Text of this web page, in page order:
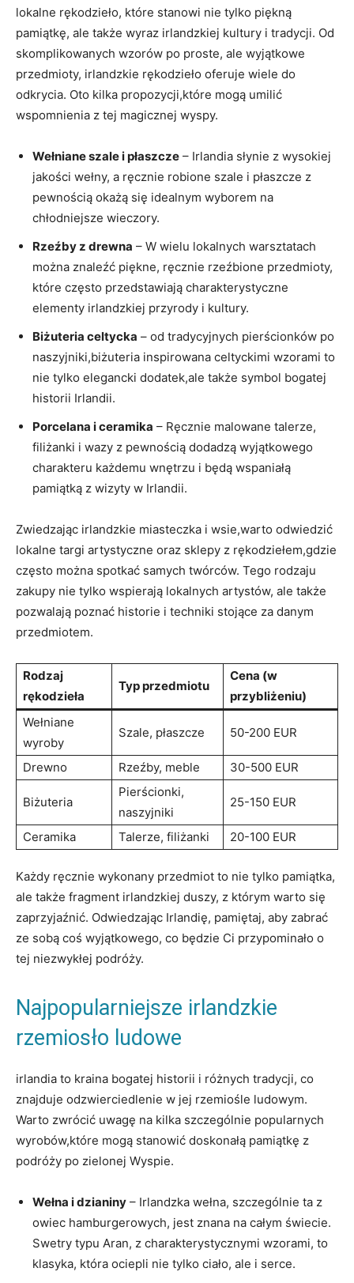
lokalne rękodzieło, które stanowi nie tylko piękną
pamiątkę, ale także wyraz irlandzkiej kultury i tradycji. Od
skomplikowanych wzorów po proste, ale wyjątkowe
przedmioty, irlandzkie rękodzieło oferuje wiele do
odkrycia. Oto kilka propozycji,które mogą umilić
wspomnienia z tej magicznej wyspy.
Wełniane szale i płaszcze – Irlandia słynie z wysokiej
jakości wełny, a ręcznie robione szale i płaszcze z
pewnością okażą się idealnym wyborem na
chłodniejsze wieczory.
Rzeźby z drewna – W wielu lokalnych warsztatach
można znaleźć piękne, ręcznie rzeźbione przedmioty,
które często przedstawiają charakterystyczne
elementy irlandzkiej przyrody i kultury.
Biżuteria celtycka – od tradycyjnych pierścionków po
naszyjniki,biżuteria inspirowana celtyckimi wzorami to
nie tylko elegancki dodatek,ale także symbol bogatej
historii Irlandii.
Porcelana i ceramika – Ręcznie malowane talerze,
filiżanki i wazy z pewnością dodadzą wyjątkowego
charakteru każdemu wnętrzu i będą wspaniałą
pamiątką z wizyty w Irlandii.
Zwiedzając irlandzkie miasteczka i wsie,warto odwiedzić
lokalne targi artystyczne oraz sklepy z rękodziełem,gdzie
często można spotkać samych twórców. Tego rodzaju
zakupy nie tylko wspierają lokalnych artystów, ale także
pozwalają poznać historie i techniki stojące za danym
przedmiotem.
Rodzaj
rękodzieła
Typ przedmiotu
Cena (w
przybliżeniu)
Wełniane
wyroby
Szale, płaszcze 50-200 EUR
Drewno Rzeźby, meble 30-500 EUR
Biżuteria
Pierścionki,
naszyjniki
25-150 EUR
Ceramika Talerze, filiżanki 20-100 EUR
Każdy ręcznie wykonany przedmiot to nie tylko pamiątka,
ale także fragment irlandzkiej duszy, z którym warto się
zaprzyjaźnić. Odwiedzając Irlandię, pamiętaj, aby zabrać
ze sobą coś wyjątkowego, co będzie Ci przypominało o
tej niezwykłej podróży.
Najpopularniejsze irlandzkie
rzemiosło ludowe
irlandia to kraina bogatej historii i różnych tradycji, co
znajduje odzwierciedlenie w jej rzemiośle ludowym.
Warto zwrócić uwagę na kilka szczególnie popularnych
wyrobów,które mogą stanowić doskonałą pamiątkę z
podróży po zielonej Wyspie.
Wełna i dzianiny – Irlandzka wełna, szczególnie ta z
owiec hamburgerowych, jest znana na całym świecie.
Swetry typu Aran, z charakterystycznymi wzorami, to
klasyka, która ociepli nie tylko ciało, ale i serce.